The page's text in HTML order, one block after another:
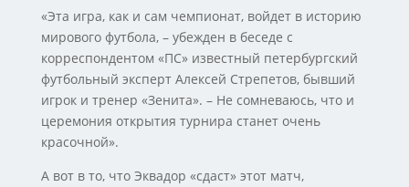
«Эта игра, как и сам чемпионат, войдет в историю
мирового футбола, – убежден в беседе с
корреспондентом «ПС» известный петербургский
футбольный эксперт Алексей Стрепетов, бывший
игрок и тренер «Зенита». – Не сомневаюсь, что и
церемония открытия турнира станет очень
красочной».
А вот в то, что Эквадор «сдаст» этот матч,